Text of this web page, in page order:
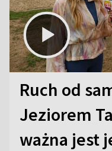
Ruch od
Jeziorem
ważna jest